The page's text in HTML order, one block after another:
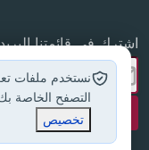
اشترك في قائمتنا
نستخدم ملفات
التصفح الخاصة
تخصيص